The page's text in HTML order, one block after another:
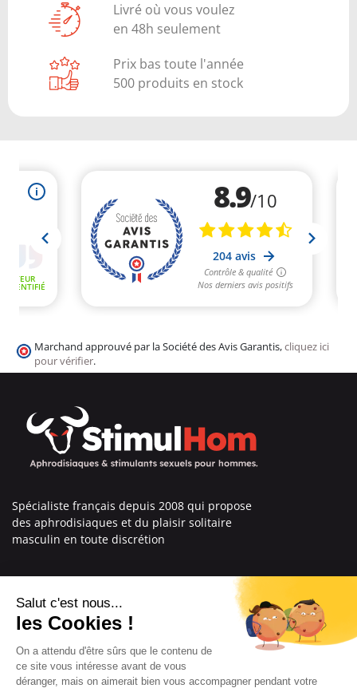
Livré où vous voulez
en 48h seulement
Prix bas toute l'année
500 produits en stock
Marchand approuvé par la Société des Avis Garantis,cliquez ici
pour vérifier.
Spécialiste français depuis 2008 qui propose
des aphrodisiaques et du plaisir solitaire
masculin en toute discrétion
Nos engagements
Informations